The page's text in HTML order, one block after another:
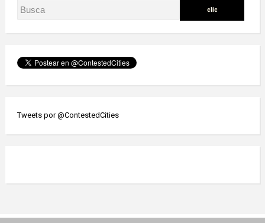
Tweets por @ContestedCities